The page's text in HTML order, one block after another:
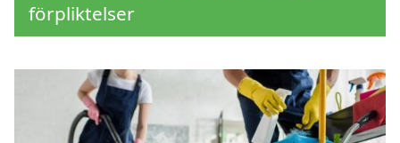
förpliktelser